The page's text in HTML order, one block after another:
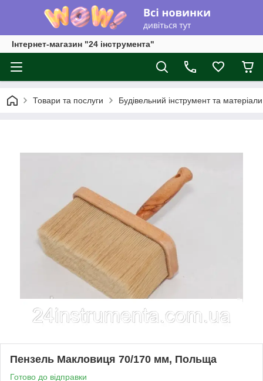
Інтернет-магазин "24 інструмента"
Товари та послуги Будівельний інструмент та матеріали
Пензель Макловиця 70/170 мм, Польща
Готово до відправки